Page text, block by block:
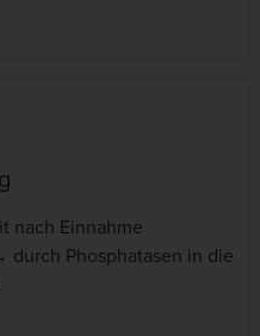
nach Einnahme
Phosphatasen in die